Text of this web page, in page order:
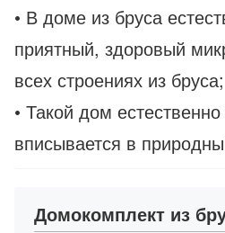
• В доме из бруса
приятный, здоровый
всех строениях из бруса;
• Такой дом
вписывается в
Домокомплект из